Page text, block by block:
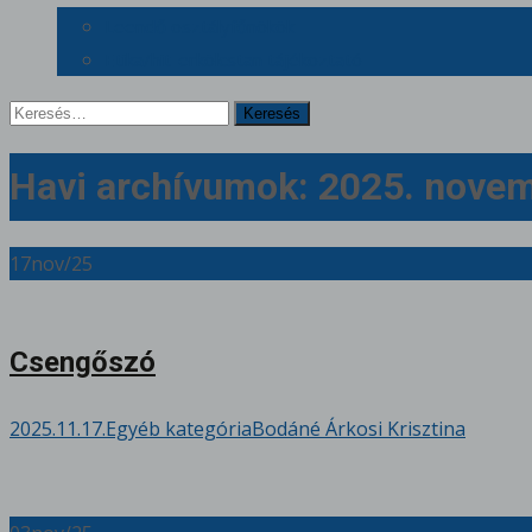
Keresés
Havi archívumok: 2025.
17nov/25
Csengőszó
2025.11.17.Egyéb kategóriaBodáné Árkosi Krisztina